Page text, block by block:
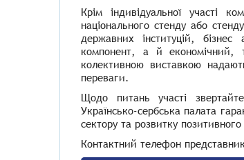
Крім індивідуальної участі
національного стенду або
державних інституцій,
бізнес
компонент, а й економічний,
колективною виставкою
переваги.
Щодо
питань участі
Українсько-сербська палата
сектору та розвитку позитивного
Контактний телефон